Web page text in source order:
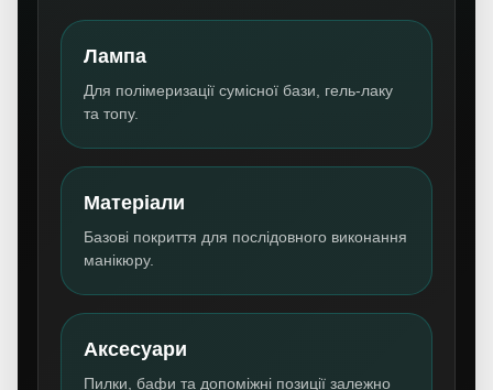
Лампа
Для полімеризації сумісної бази, гель-лаку
та топу.
Матеріали
Базові покриття для послідовного виконання
манікюру.
Аксесуари
Пилки, бафи та допоміжні позиції залежно